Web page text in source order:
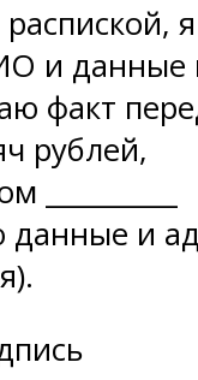
я
и
факт
рублей,
данные и